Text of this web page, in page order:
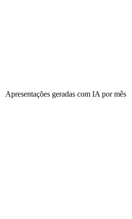
Apresentações geradas com IA por mês